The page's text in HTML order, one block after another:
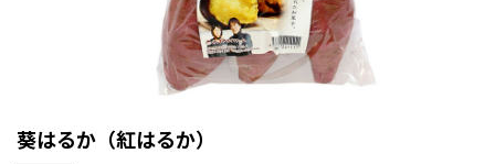
葵はるか（紅はるか）